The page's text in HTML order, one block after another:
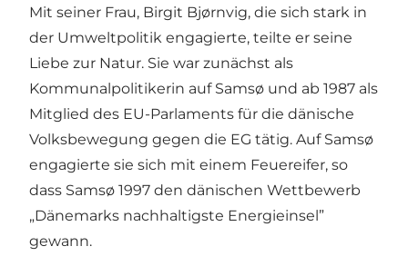
Mit seiner Frau, Birgit Bjørnvig, die sich stark in
der Umweltpolitik engagierte, teilte er seine
Liebe zur Natur. Sie war zunächst als
Kommunalpolitikerin auf Samsø und ab 1987 als
Mitglied des EU-Parlaments für die dänische
Volksbewegung gegen die EG tätig. Auf Samsø
engagierte sie sich mit einem Feuereifer, so
dass Samsø 1997 den dänischen Wettbewerb
„Dänemarks nachhaltigste Energieinsel”
gewann.